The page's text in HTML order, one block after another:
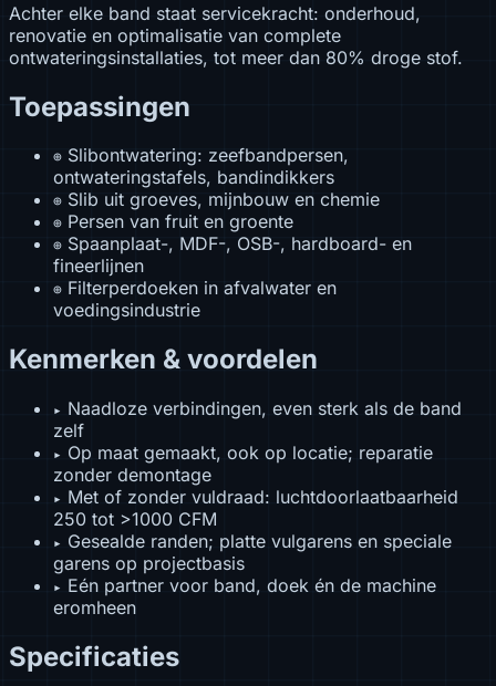
Achter elke band staat servicekracht: onderhoud,
renovatie en optimalisatie van complete
ontwateringsinstallaties, tot meer dan 80% droge stof.
Toepassingen
⊕ Slibontwatering: zeefbandpersen,
ontwateringstafels, bandindikkers
⊕ Slib uit groeves, mijnbouw en chemie
⊕ Persen van fruit en groente
⊕ Spaanplaat-, MDF-, OSB-, hardboard- en
fineerlijnen
⊕ Filterperdoeken in afvalwater en
voedingsindustrie
Kenmerken & voordelen
▸ Naadloze verbindingen, even sterk als de band
zelf
▸ Op maat gemaakt, ook op locatie; reparatie
zonder demontage
▸ Met of zonder vuldraad: luchtdoorlaatbaarheid
250 tot >1000 CFM
▸ Gesealde randen; platte vulgarens en speciale
garens op projectbasis
▸ Eén partner voor band, doek én de machine
eromheen
Specificaties